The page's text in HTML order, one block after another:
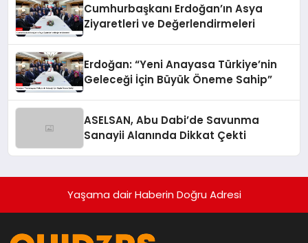
Cumhurbaşkanı Erdoğan’ın Asya
Ziyaretleri ve Değerlendirmeleri
Erdoğan: “Yeni Anayasa Türkiye’nin
Geleceği İçin Büyük Öneme Sahip”
ASELSAN, Abu Dabi’de Savunma
Sanayii Alanında Dikkat Çekti
Yaşama dair Haberin Doğru Adresi